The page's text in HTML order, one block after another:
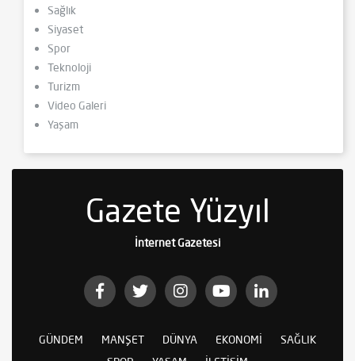
Sağlık
Siyaset
Spor
Teknoloji
Turizm
Video Galeri
Yaşam
Gazete Yüzyıl
İnternet Gazetesi
GÜNDEM MANŞET DÜNYA EKONOMI
SAĞLIK